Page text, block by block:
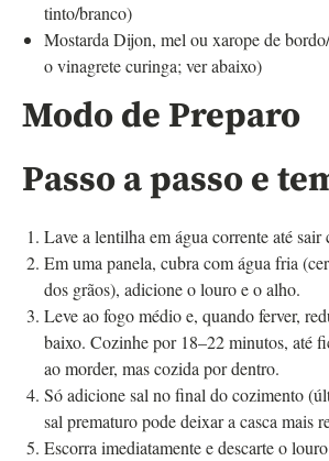
tinto/branco)
Mostarda Dijon, mel ou xarope de
o vinagrete curinga; ver abaixo)
Modo de Preparo
Passo a passo e
Lave a lentilha em água corrente até sair
Em uma panela, cubra com água fria
dos grãos), adicione o louro e o alho.
Leve ao fogo médio e, quando ferver,
baixo. Cozinhe por 18–22 minutos, até
ao morder, mas cozida por dentro.
Só adicione sal no final do cozimento
sal prematuro pode deixar a casca mais
Escorra imediatamente e descarte o